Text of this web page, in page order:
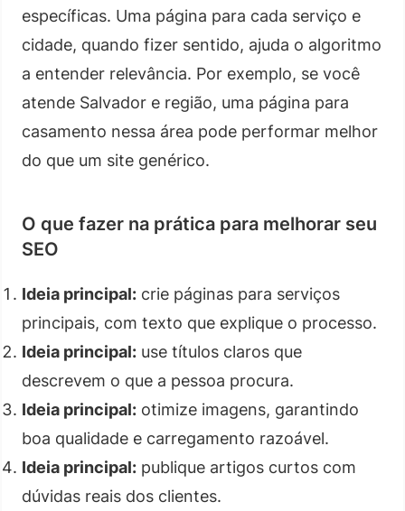
específicas. Uma página para cada serviço e
cidade, quando fizer sentido, ajuda o algoritmo
a entender relevância. Por exemplo, se você
atende Salvador e região, uma página para
casamento nessa área pode performar melhor
do que um site genérico.
O que fazer na prática para melhorar seu
SEO
Ideia principal: crie páginas para serviços
principais, com texto que explique o processo.
Ideia principal: use títulos claros que
descrevem o que a pessoa procura.
Ideia principal: otimize imagens, garantindo
boa qualidade e carregamento razoável.
Ideia principal: publique artigos curtos com
dúvidas reais dos clientes.